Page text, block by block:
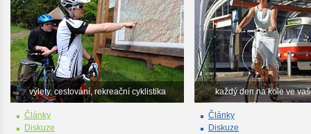
výlety, cestování, rekreační cyklistika
Články
Diskuze
každý den na kole ve
Články
Diskuze